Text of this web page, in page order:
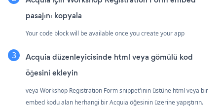
pasajını kopyala
Your code block will be available once you create your app
Acquia düzenleyicisinde html veya gömülü kod
öğesini ekleyin
veya Workshop Registration Form snippet'inin üstüne html veya bir
embed kodu alan herhangi bir Acquia öğesinin üzerine yapıştırın.